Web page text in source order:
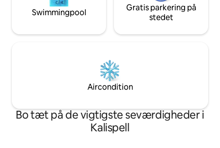
Swimmingpool
Gratis parkering på
stedet
Aircondition
Bo tæt på de vigtigste seværdigheder i
Kalispell